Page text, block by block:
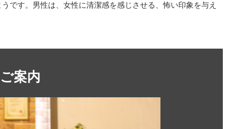
です。男性は、女性に清潔感を感じさせる、怖い印象を与え
案内